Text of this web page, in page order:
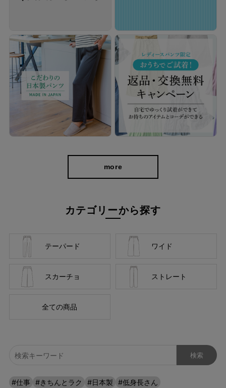
経験を積み重ねた人にしか分からない“本物のスタンダー
ド”があるとすればそれはこんな形なのかもしれません。忙
しい毎日をおくる全ての女性にもっと軽やかに、もっと自分
らしくオシャレを楽しんでいただければ嬉しいです。
美しく、はきやすく、長く使える
お届けしたいのは、人の手から生まれる本物の良さと安心
感。 ベーシックなデザインだからこそ「はきやすい」「長
を作り続けてきました。
more
カテゴリーから探す
テーパード ワイド
スカーチョ ストレート
全ての商品
#仕事 #きちんとラク #日本製
#低身長さん